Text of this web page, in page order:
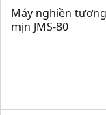
Máy nghiền
mịn JMS-80